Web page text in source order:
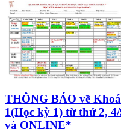
THÔNG BÁO về
1(Học kỳ 1) từ thứ 2,
và ONLINE*